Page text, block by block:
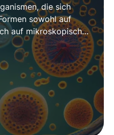
die sich
sowohl auf
auf mikroskopischer
mikroskopische
eine Schlüsselrolle
und
die der Mensch